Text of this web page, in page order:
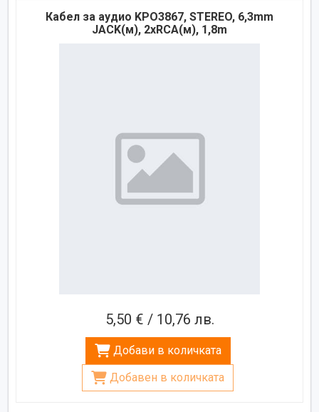
Кабел за аудио KPO3867, STEREO, 6,3mm
JACK(м), 2xRCA(м), 1,8m
5,50 € / 10,76 лв.
Добави в количката
Добавен в количката